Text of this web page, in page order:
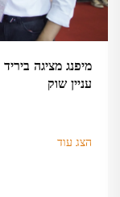
מיפנג מציגה
עניין שוק
הצג עוד